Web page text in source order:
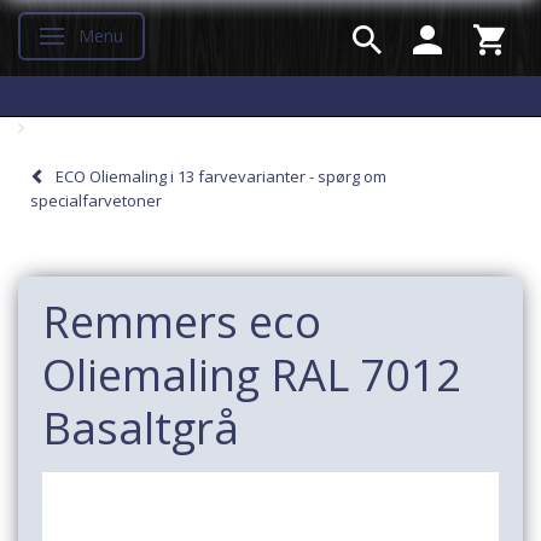
Skifte navigation
Menu
ECO Oliemaling i 13 farvevarianter - spørg om
specialfarvetoner
Remmers eco
Oliemaling RAL 7012
Basaltgrå